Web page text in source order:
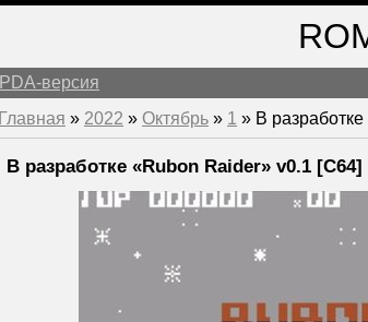
PDA-версия
Главная » 2022 » Октябрь » 1 » В
В разработке «Rubon Raider» v0.1 [C64]